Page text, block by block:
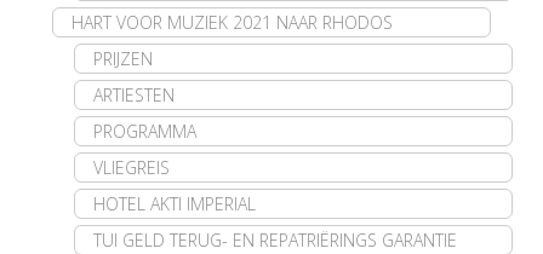
HART VOOR MUZIEK 2021 NAAR RHODOS
PRIJZEN
ARTIESTEN
PROGRAMMA
VLIEGREIS
HOTEL AKTI IMPERIAL
TUI GELD TERUG- EN REPATRIËRINGS GARANTIE